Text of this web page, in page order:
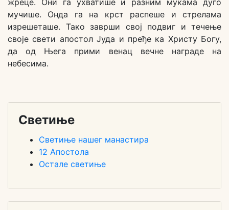
жреце. Они га ухватише и разним мукама дуго
мучише. Онда га на крст распеше и стрелама
изрешеташе. Тако заврши свој подвиг и течење
своје свети апостол Јуда и пређе ка Христу Богу,
да од Њега прими венац вечне награде на
небесима.
Светиње
Светиње нашег манастира
12 Апостола
Остале светиње